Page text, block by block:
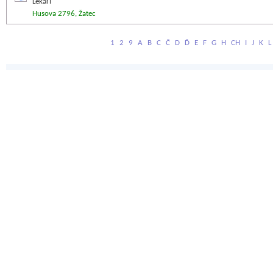
Husova 2796, Žatec
1 2 9 A B C Č D Ď E F G H CH I J K L